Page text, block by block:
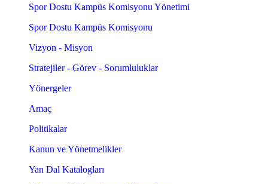
Spor Dostu Kampüs Komisyonu Yönetimi
Spor Dostu Kampüs Komisyonu
Vizyon - Misyon
Stratejiler - Görev - Sorumluluklar
Yönergeler
Amaç
Politikalar
Kanun ve Yönetmelikler
Yan Dal Katalogları